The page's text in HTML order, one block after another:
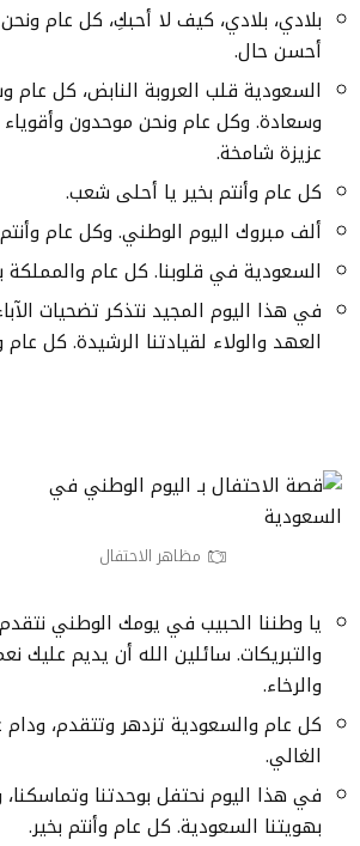
بلادي، بلادي، كيف لا أحبكِ، كل عام
أحسن حال.
السعودية قلب العروبة النابض، كل عام
وسعادة. وكل عام ونحن موحدون وأقوياء
عزيزة شامخة.
كل عام وأنتم بخير يا أحلى شعب.
ألف مبروك اليوم الوطني. وكل عام وأنتم
السعودية في قلوبنا. كل عام والمملكة
في هذا اليوم المجيد نتذكر تضحيات
العهد والولاء لقيادتنا الرشيدة. كل
مظاهر الاحتفال
يا وطننا الحبيب في يومك الوطني
والتبريكات. سائلين الله أن يديم عليك
والرخاء.
كل عام والسعودية تزدهر وتتقدم، ودام
الغالي.
في هذا اليوم نحتفل بوحدتنا وتماسكنا،
بهويتنا السعودية. كل عام وأنتم بخير.